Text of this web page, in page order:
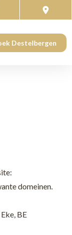
Destelbergen
domeinen.
BE